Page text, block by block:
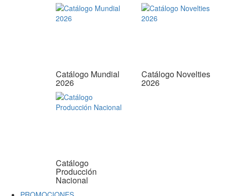
Catálogo Mundial
2026
Catálogo Novelties
2026
Catálogo
Producción
Nacional